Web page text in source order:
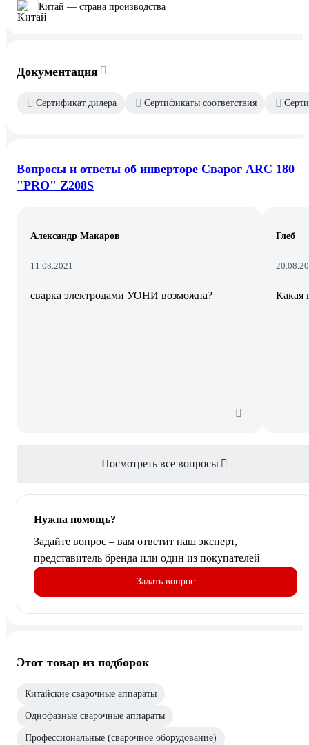
Китай — страна производства
Документация
Сертификат дилера Сертификаты соответствия
Вопросы и ответы об инверторе Сварог ARC 180
"PRO" Z208S
Александр Макаров
11.08.2021
сварка электродами УОНИ возможна?
Глеб
Какая
Посмотреть все вопросы
Нужна помощь?
Задайте вопрос – вам ответит наш эксперт,
представитель бренда или один из покупателей
Задать вопрос
Этот товар из подборок
Китайские сварочные аппараты
Однофазные сварочные аппараты
Профессиональные (сварочное оборудование)